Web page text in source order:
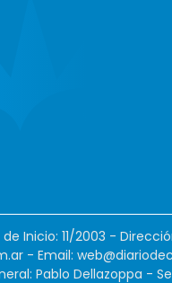
Inicio: 11/2003 -
- Email:
Pablo Dellazoppa -